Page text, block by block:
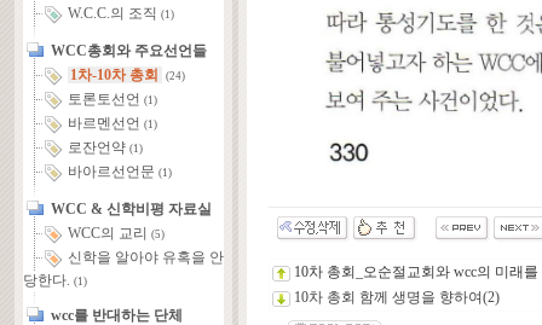
W.C.C.의 조직 (1)
WCC총회와 주요선언들
1차-10차 총회
(24)
토론토선언 (1)
바르멘선언 (1)
로잔언약 (1)
바아르선언문 (1)
WCC & 신학비평 자료실
WCC의 교리
(5)
신학을 알아야 유혹을 안
당한다. (1)
wcc를 반대하는 단체
10차 총회_오순절교회와 wcc의 미래
10차 총회 함께 생명을 향하여(2)